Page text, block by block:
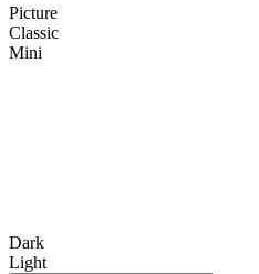
Picture
Classic
Mini
Dark
Light